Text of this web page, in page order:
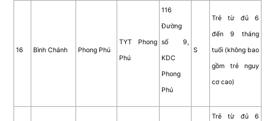
16 Bình Chánh Phong Phú
TYT Phong
Phú
116
Đường
số 9,
KDC
Phong
Phú
S
Trẻ từ đủ 6
đến 9 tháng
tuổi (không bao
gồm trẻ nguy
cơ cao)
Trẻ từ đủ 6